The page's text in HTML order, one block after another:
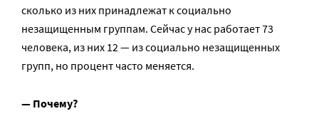
сколько из них принадлежат к социально
незащищенным группам. Сейчас у нас работает 73
человека, из них 12 — из социально незащищенных
групп, но процент часто меняется.
— Почему?